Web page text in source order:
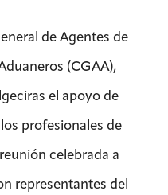
de Agentes de
(CGAA),
el apoyo de
profesionales de
celebrada a
representantes del